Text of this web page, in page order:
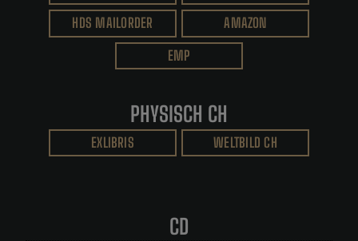
HDS MAILORDER
AMAZON
EMP
PHYSISCH CH
EXLIBRIS WELTBILD CH
CD